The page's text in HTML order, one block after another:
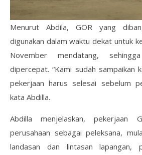
Menurut Abdila, GOR yang
digunakan dalam waktu dekat untuk
November mendatang,
dipercepat. “Kami sudah sampaikan
pekerjaan harus selesai sebelum
kata Abdilla.
Abdilla menjelaskan, pekerjaan
perusahaan sebagai peleksana,
landasan dan lintasan lapangan,